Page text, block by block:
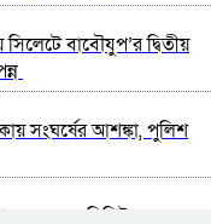
বাবৌযুপ’র দ্বিতীয়
সংঘর্ষের আশঙ্কা, পুলিশ
২১ সদস্যবিশিষ্ট